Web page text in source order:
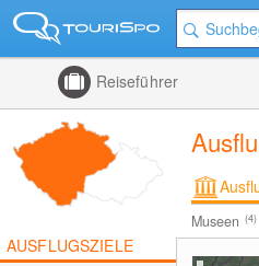
Reiseführer
Museen (4)
AUSFLUGSZIELE